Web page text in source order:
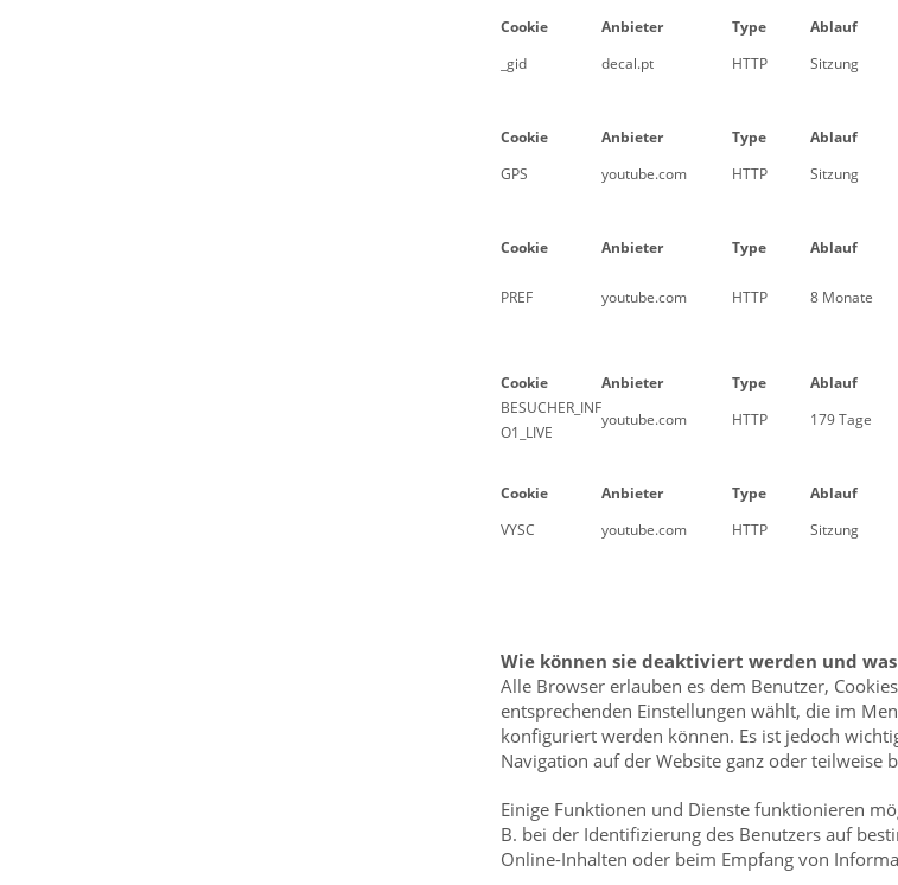
Cookie Anbieter Type Ablauf
_gid
decal.pt HTTP Sitzung
Cookie Anbieter Type Ablauf
GPS
youtube.com HTTP Sitzung
Cookie Anbieter Type Ablauf
PREF youtube.com HTTP 8 Monate
Cookie Anbieter Type Ablauf
BESUCHER_INF
O1_LIVE
youtube.com HTTP 179 Tage
Cookie Anbieter Type Ablauf
VYSC
youtube.com HTTP Sitzung
Wie können sie deaktiviert werden und was
Alle Browser erlauben es dem Benutzer,
entsprechenden Einstellungen wählt, die im
konfiguriert werden können. Es ist jedoch
Navigation auf der Website ganz oder teilweise
Einige Funktionen und Dienste funktionieren
B. bei der Identifizierung des Benutzers auf
Online-Inhalten oder beim Empfang von